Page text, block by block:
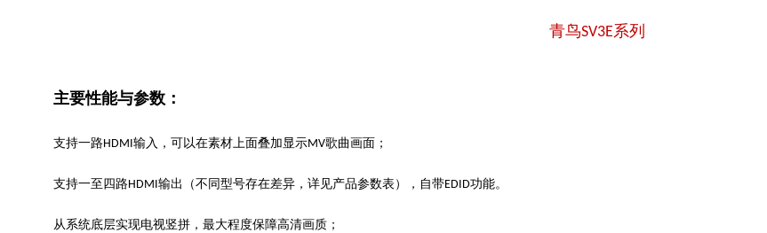
青鸟SV3E系列
主要性能与参数：
支持一路HDMI输入，可以在素材上面叠加显示MV歌曲画面；
支持一至四路HDMI输出（不同型号存在差异，详见产品参数表），自带EDID功能。
从系统底层实现电视竖拼，最大程度保障高清画质；